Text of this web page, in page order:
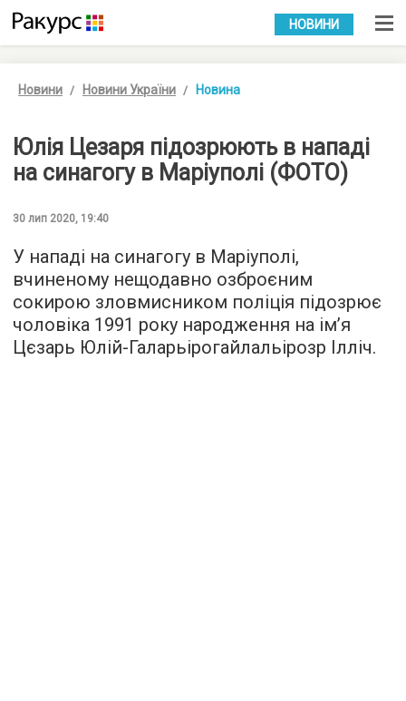
УКР РУС
НОВИНИ
Новини Новини України Новина
Юлія Цезаря підозрюють в нападі
на синагогу в Маріуполі (ФОТО)
30 лип 2020, 19:40
У нападі на синагогу в Маріуполі,
вчиненому нещодавно озброєним
сокирою зловмисником поліція підозрює
чоловіка 1991 року народження на ім’я
Цєзарь Юлій-Галарьірогайлальірозр Ілліч.